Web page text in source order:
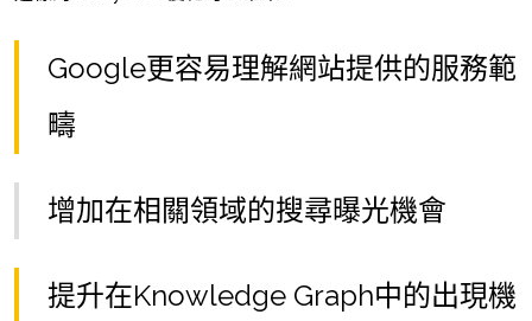
Google更容易理解網站提供的服務範
疇
增加在相關領域的搜尋曝光機會
提升在Knowledge Graph中的出現機